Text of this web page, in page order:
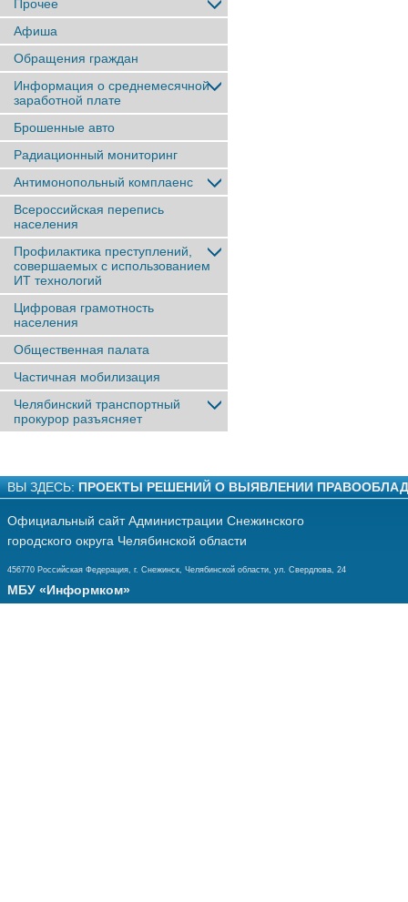
Прочее
Афиша
Обращения граждан
Информация о среднемесячной
заработной плате
Брошенные авто
Радиационный мониторинг
Антимонопольный комплаенс
Всероссийская перепись
населения
Профилактика преступлений,
совершаемых с использованием
ИТ технологий
Цифровая грамотность
населения
Общественная палата
Частичная мобилизация
Челябинский транспортный
прокурор разъясняет
ВЫ ЗДЕСЬ: ПРОЕКТЫ РЕШЕНИЙ О ВЫЯВЛЕНИИ
Официальный сайт Администрации Снежинского
городского округа Челябинской области
456770 Российская Федерация, г. Снежинск, Челябинской области, ул. Свердлова, 24
МБУ «Информком»